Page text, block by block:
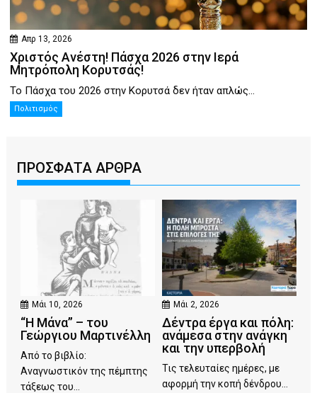
Απρ 13, 2026
Χριστός Ανέστη! Πάσχα 2026 στην Ιερά
Μητρόπολη Κορυτσάς!
Το Πάσχα του 2026 στην Κορυτσά δεν ήταν απλώς...
Πολιτισμός
ΠΡΟΣΦΑΤΑ ΑΡΘΡΑ
Μάι 10, 2026
“Η Μάνα” – του
Γεώργιου Μαρτινέλλη
Από το βιβλίο:
Αναγνωστικόν της πέμπτης
τάξεως του...
Μάι 2, 2026
Δέντρα έργα και πόλη:
ανάμεσα στην ανάγκη
και την υπερβολή
Τις τελευταίες ημέρες, με
αφορμή την κοπή δένδρου...